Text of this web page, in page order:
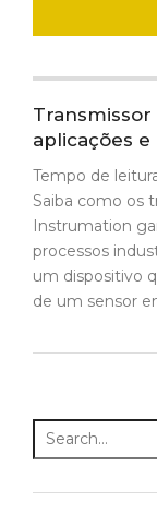
aplicações
Tempo de
Saiba como os
Instrumation
processos
um dispositivo
de um sensor